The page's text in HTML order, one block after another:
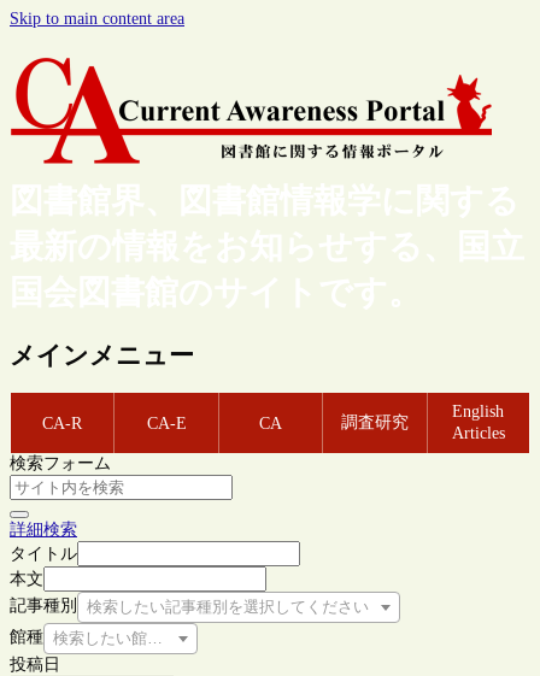
Skip to main content area
図書館界、図書館情報学に関する
最新の情報をお知らせする、国立
国会図書館のサイトです。
メインメニュー
CA-R CA-E CA 調査研究
English
Articles
検索フォーム
詳細検索
タイトル
本文
記事種別
検索したい記事種別を選択してください
館種 検索したい館種を選択してください
投稿日